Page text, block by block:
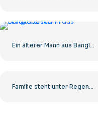
Ein älterer Mann aus Bangladesch
Familie steht unter Regenschirmversicherungsillustration Kostenloses PNG